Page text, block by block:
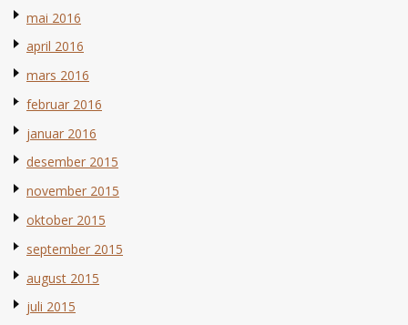
mai 2016
april 2016
mars 2016
februar 2016
januar 2016
desember 2015
november 2015
oktober 2015
september 2015
august 2015
juli 2015